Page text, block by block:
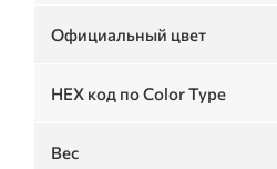
Официальный цвет
HEX код по Color Type
Вес